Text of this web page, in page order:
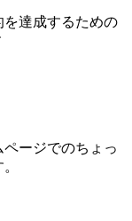
を達成するための
ージでのちょっ